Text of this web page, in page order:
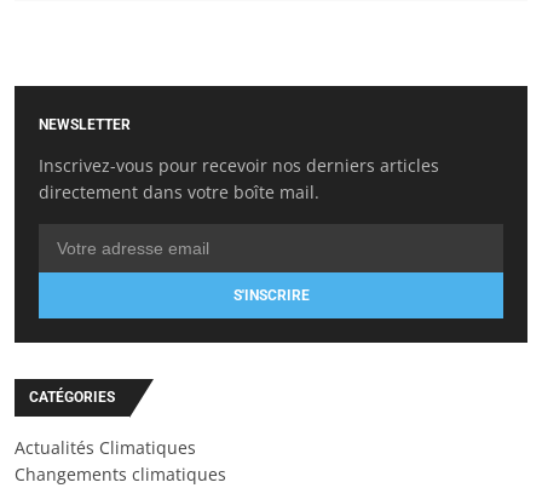
NEWSLETTER
Inscrivez-vous pour recevoir nos derniers articles
directement dans votre boîte mail.
S'INSCRIRE
CATÉGORIES
Actualités Climatiques
Changements climatiques